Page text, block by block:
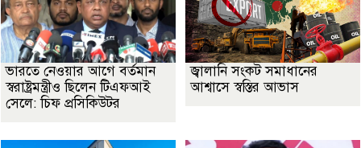
ভারতে নেওয়ার আগে বর্তমান
স্বরাষ্ট্রমন্ত্রীও ছিলেন টিএফআই
সেলে: চিফ প্রসিকিউটর
জ্বালানি সংকট সমাধানের
আশ্বাসে স্বস্তির আভাস